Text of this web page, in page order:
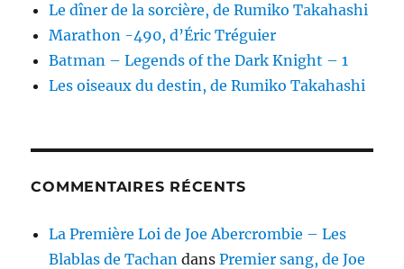
Le dîner de la sorcière, de Rumiko Takahashi
Marathon -490, d’Éric Tréguier
Batman – Legends of the Dark Knight – 1
Les oiseaux du destin, de Rumiko Takahashi
COMMENTAIRES RÉCENTS
La Première Loi de Joe Abercrombie – Les
Blablas de Tachan dansPremier sang, de Joe